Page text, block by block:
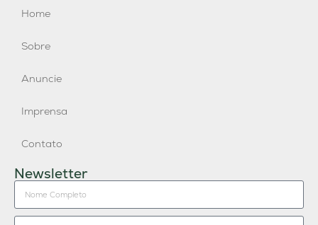
Home
Sobre
Anuncie
Imprensa
Contato
Newsletter